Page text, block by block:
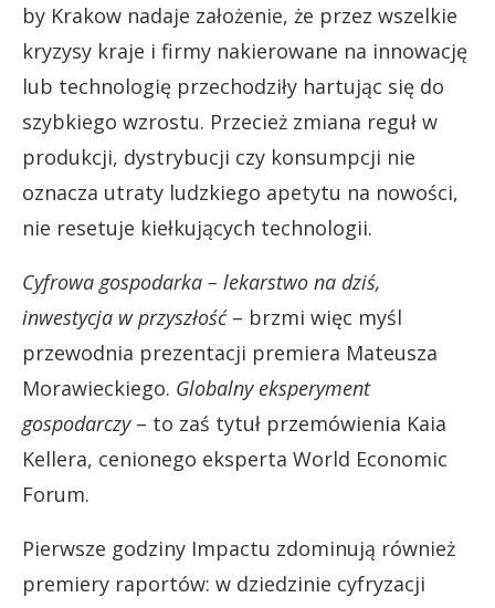
by Krakow nadaje założenie, że przez wszelkie
kryzysy kraje i firmy nakierowane na innowację
lub technologię przechodziły hartując się do
szybkiego wzrostu. Przecież zmiana reguł w
produkcji, dystrybucji czy konsumpcji nie
oznacza utraty ludzkiego apetytu na nowości,
nie resetuje kiełkujących technologii.
Cyfrowa gospodarka – lekarstwo na dziś,
inwestycja w przyszłość– brzmi więc myśl
przewodnia prezentacji premiera Mateusza
Morawieckiego. Globalny eksperyment
gospodarczy– to zaś tytuł przemówienia Kaia
Kellera, cenionego eksperta World Economic
Forum.
Pierwsze godziny Impactu zdominują również
premiery raportów: w dziedzinie cyfryzacji